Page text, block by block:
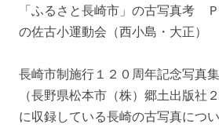
「ふるさと長崎市」の古写真考
の佐古小運動会（西小島・大正）
長崎市制施行１２０周年記念写真
（長野県松本市（株）郷土出版社
に収録している長崎の古写真につ